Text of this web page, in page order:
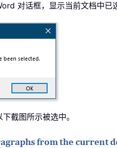
对话框，显示当前文档中已
截图所示被选中。